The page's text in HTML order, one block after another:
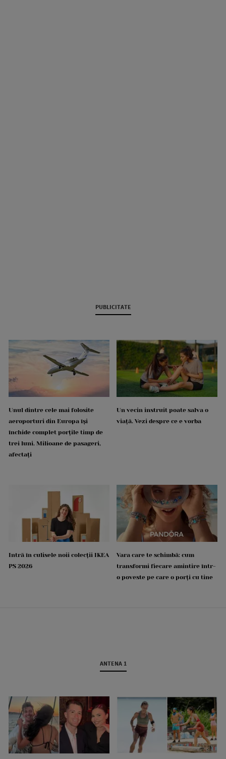
PUBLICITATE
Unul dintre cele mai folosite
aeroporturi din Europa își
închide complet porțile timp de
trei luni. Milioane de pasageri,
afectați
Un vecin instruit poate salva o
viață. Vezi despre ce e vorba
Intră în culisele noii colecții IKEA
PS 2026
Vara care te schimbă: cum
transformi fiecare amintire într-
o poveste pe care o porți cu tine
ANTENA 1